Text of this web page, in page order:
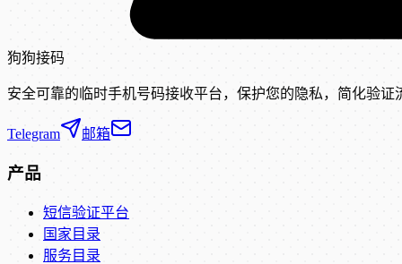
狗狗接码
安全可靠的临时手机号码接收平台，保护您的隐私，简化验证
Telegram 邮箱
产品
短信验证平台
国家目录
服务目录